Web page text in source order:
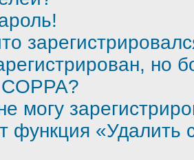
но
могу
функция «Удалить